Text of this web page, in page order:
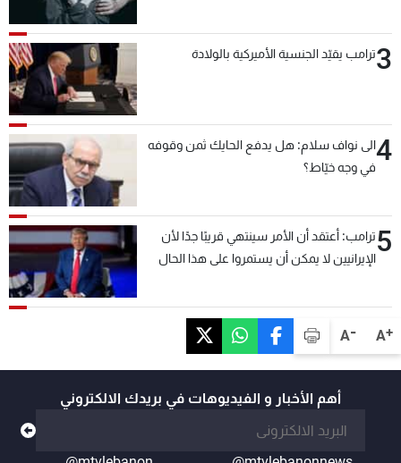
A+
A-
3ترامب يقيّد الجنسية الأميركية بالولادة
4الى نواف سلام: هل يدفع الحايك ثمن وقوفه
في وجه خيّاط؟
5ترامب: أعتقد أن الأمر سينتهي قريبًا جدًا لأن
الإيرانيين لا يمكن أن يستمروا على هذا الحال
أهم الأخبار و الفيديوهات في بريدك الالكتروني